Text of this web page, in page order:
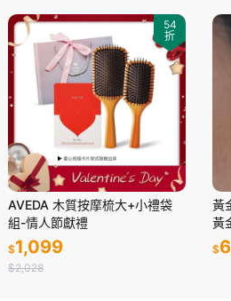
54
折
AVEDA 木質按摩梳大+小禮袋
組-情人節獻禮
$1,099
$2,028
黃
黃
$